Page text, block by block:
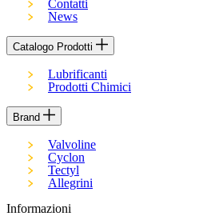
Contatti
News
Catalogo Prodotti
Lubrificanti
Prodotti Chimici
Brand
Valvoline
Cyclon
Tectyl
Allegrini
Informazioni